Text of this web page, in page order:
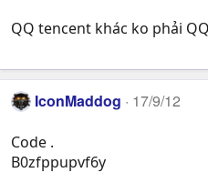
QQ tencent khác ko phải
IconMaddog 17/9/12
Code .
B0zfppupvf6y